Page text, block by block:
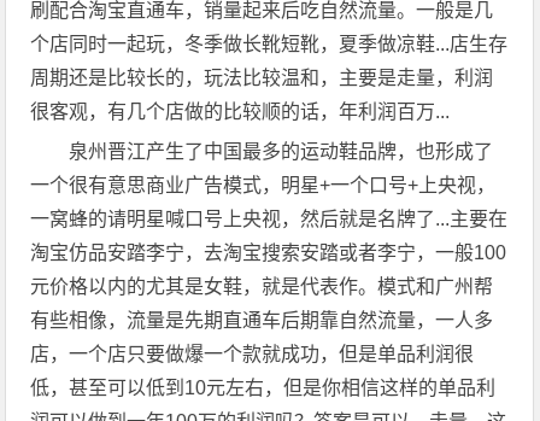
刷配合淘宝直通车，销量起来后吃自然流量。一般是几
个店同时一起玩，冬季做长靴短靴，夏季做凉鞋...店生存
周期还是比较长的，玩法比较温和，主要是走量，利润
很客观，有几个店做的比较顺的话，年利润百万...
泉州晋江产生了中国最多的运动鞋品牌，也形成了
一个很有意思商业广告模式，明星+一个口号+上央视，
一窝蜂的请明星喊口号上央视，然后就是名牌了...主要在
淘宝仿品安踏李宁，去淘宝搜索安踏或者李宁，一般100
元价格以内的尤其是女鞋，就是代表作。模式和广州帮
有些相像，流量是先期直通车后期靠自然流量，一人多
店，一个店只要做爆一个款就成功，但是单品利润很
低，甚至可以低到10元左右，但是你相信这样的单品利